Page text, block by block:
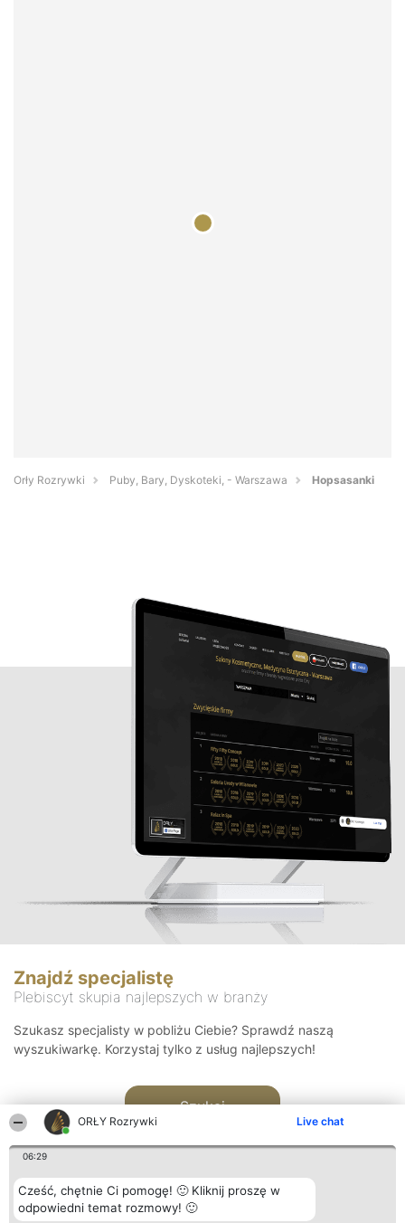
ORŁY Rozrywki Live chat
06:29
Cześć, chętnie Ci pomogę! 🙂 Kliknij proszę w
odpowiedni temat rozmowy! 🙂
Orły Rozrywki Puby, Bary, Dyskoteki, - Warszawa Hopsasanki
Znajdź specjalistę
Plebiscyt skupia najlepszych w branży
Szukasz specjalisty w pobliżu Ciebie? Sprawdź naszą
wyszukiwarkę. Korzystaj tylko z usług najlepszych!
Szukaj